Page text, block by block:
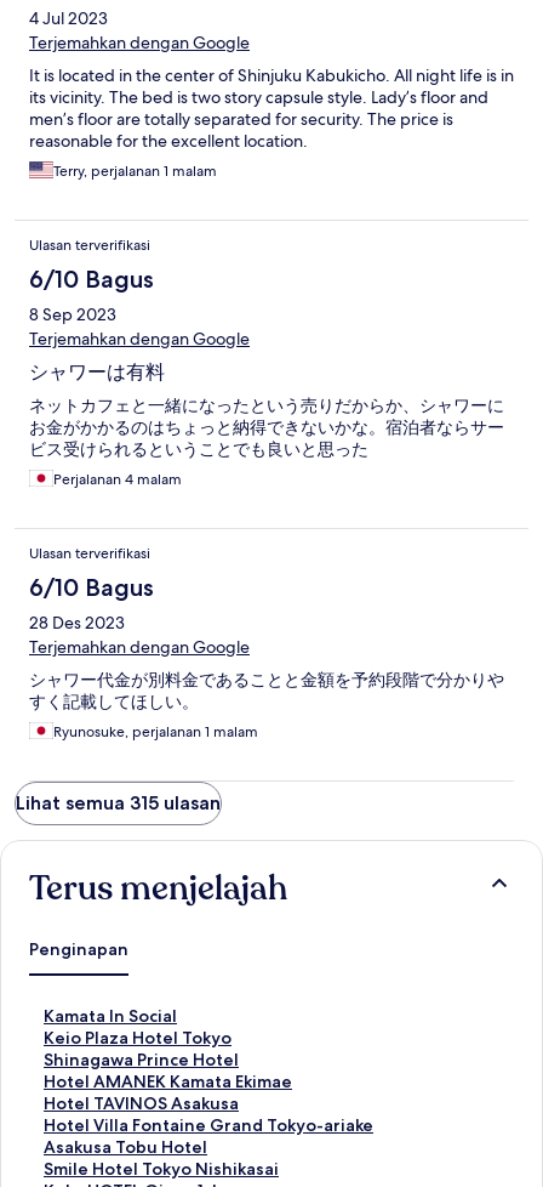
4 Jul 2023
Terjemahkan dengan Google
It is located in the center of Shinjuku Kabukicho. All night life is in
its vicinity. The bed is two story capsule style. Lady’s floor and
men’s floor are totally separated for security. The price is
reasonable for the excellent location.
Terry, perjalanan 1 malam
Ulasan terverifikasi
6/10 Bagus
8 Sep 2023
Terjemahkan dengan Google
シャワーは有料
ネットカフェと一緒になったという売りだからか、シャワーに
お金がかかるのはちょっと納得できないかな。宿泊者ならサー
ビス受けられるということでも良いと思った
Perjalanan 4 malam
Ulasan terverifikasi
6/10 Bagus
28 Des 2023
Terjemahkan dengan Google
シャワー代金が別料金であることと金額を予約段階で分かりや
すく記載してほしい。
Ryunosuke, perjalanan 1 malam
Lihat semua 315 ulasan
Terus menjelajah
Penginapan
Kamata In Social
T
a
u
t
a
n
S
t
Keio Plaza Hotel Tokyo
T
a
u
t
a
n
S
Shinagawa Prince Hotel
T
a
u
t
a
n
Hotel AMANEK Kamata Ekimae
T
a
u
t
a
Hotel TAVINOS Asakusa
T
a
u
t
Hotel Villa Fontaine Grand Tokyo-ariake
T
a
u
Asakusa Tobu Hotel
T
a
Smile Hotel Tokyo Nishikasai
T